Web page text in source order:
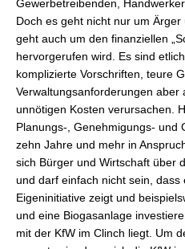
Gewerbetreibenden,
Doch es geht nicht nur um
geht auch um den finanziellen
hervorgerufen wird. Es sind
komplizierte Vorschriften, teure
Verwaltungsanforderungen aber
unnötigen Kosten verursachen.
Planungs-, Genehmigungs- und
zehn Jahre und mehr in
sich Bürger und Wirtschaft über
und darf einfach nicht sein, dass
Eigeninitiative zeigt und
und eine Biogasanlage
mit der KfW im Clinch liegt. Um